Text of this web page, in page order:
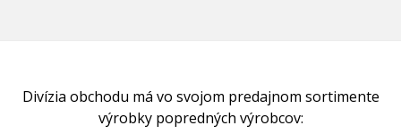
Divízia obchodu má vo svojom predajnom sortimente
výrobky popredných výrobcov: